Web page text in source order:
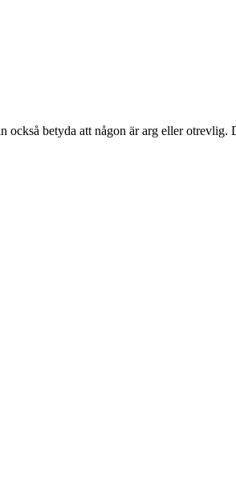
betyda att någon är arg eller otrevlig.